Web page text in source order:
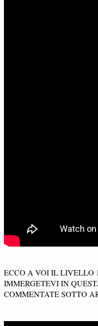
ECCO A VOI IL LIVELLO
IMMERGETEVI IN
COMMENTATE SOTTO